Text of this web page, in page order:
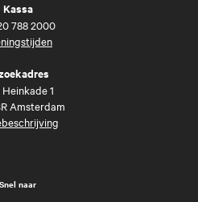
Kassa
788 2000
1
Amsterdam
Snel naar